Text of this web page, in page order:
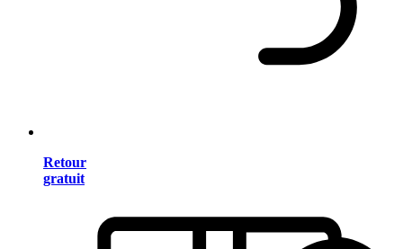
Retour
gratuit